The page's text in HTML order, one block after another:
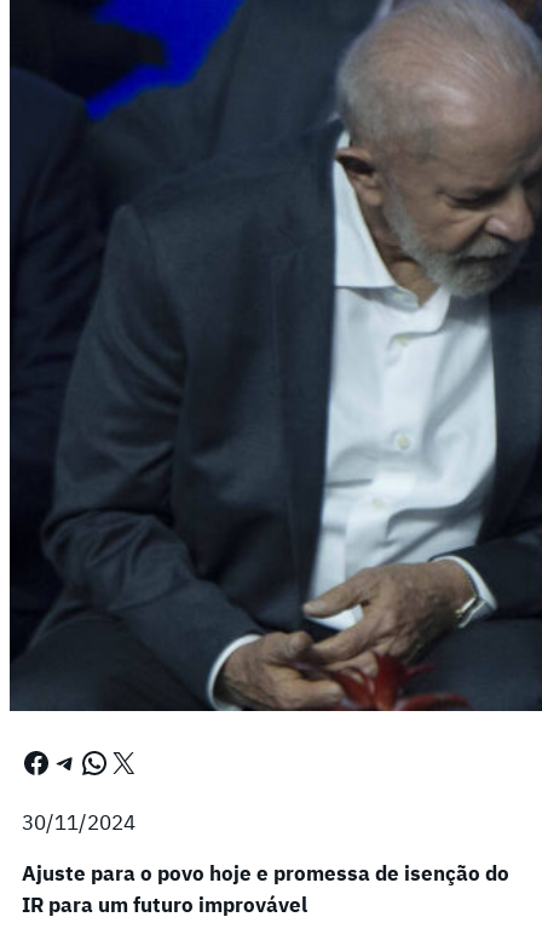
Facebook Telegram WhatsApp X
30/11/2024
Ajuste para o povo hoje e promessa de isenção do
IR para um futuro improvável